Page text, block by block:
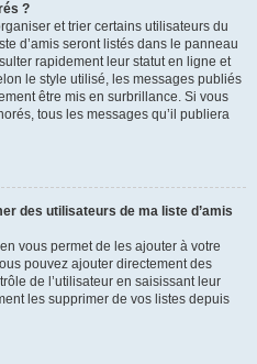
?
et trier certains utilisateurs du
d’amis seront listés dans le panneau
rapidement leur statut en ligne et
le style utilisé, les messages publiés
être mis en surbrillance. Si vous
tous les messages qu’il publiera
des utilisateurs de ma liste d’amis
vous permet de les ajouter à votre
pouvez ajouter directement des
de l’utilisateur en saisissant leur
les supprimer de vos listes depuis